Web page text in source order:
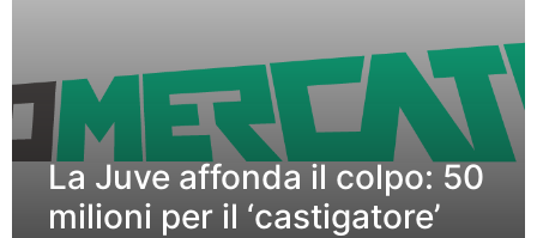
La Juve affonda il colpo: 50
milioni per il ‘castigatore’